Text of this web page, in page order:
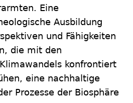
Eine
Ausbildung
und Fähigkeiten
die mit den
konfrontiert
eine nachhaltige
Prozesse der Biosphäre